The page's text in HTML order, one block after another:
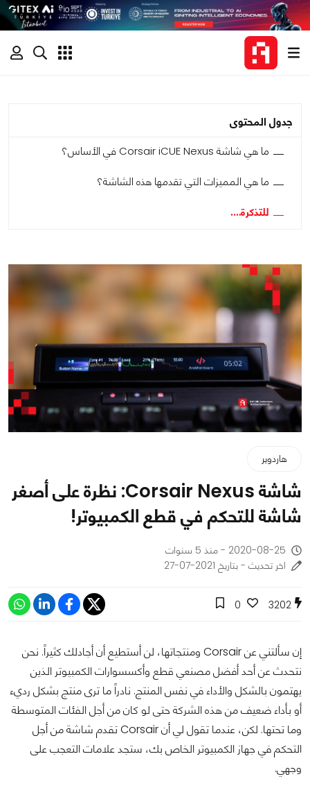
جدول المحتوى
ما هي شاشة Corsair iCUE Nexus في الأساس؟
ما هي المميزات التي تقدمها هذه الشاشة؟
للتذكرة….
هاردوير
شاشة Corsair Nexus: نظرة على أصغر
شاشة للتحكم في قطع الكمبيوتر!
2020-08-25 - منذ 5 سنوات
اخر تحديث - بتاريخ 2021-07-27
3202
0
إن سألتني عن Corsair ومنتجاتها، لن أستطيع أن أجادلك كثيراً. نحن
نتحدث عن أحد أفضل مصنعي قطع وأكسسوارات الكمبيوتر الذين
يهتمون بالشكل والأداء في نفس المنتج. نادراً ما ترى منتج بشكل رديء
أو بأداء ضعيف من هذه الشركة حتى لو كان من أجل الفئات المتوسطة
وما تحتها. لكن، عندما تقول لي أن Corsair تقدم شاشة من أجل
التحكم في جهاز الكمبيوتر الخاص بك، ستجد علامات التعجب على
وجهي.